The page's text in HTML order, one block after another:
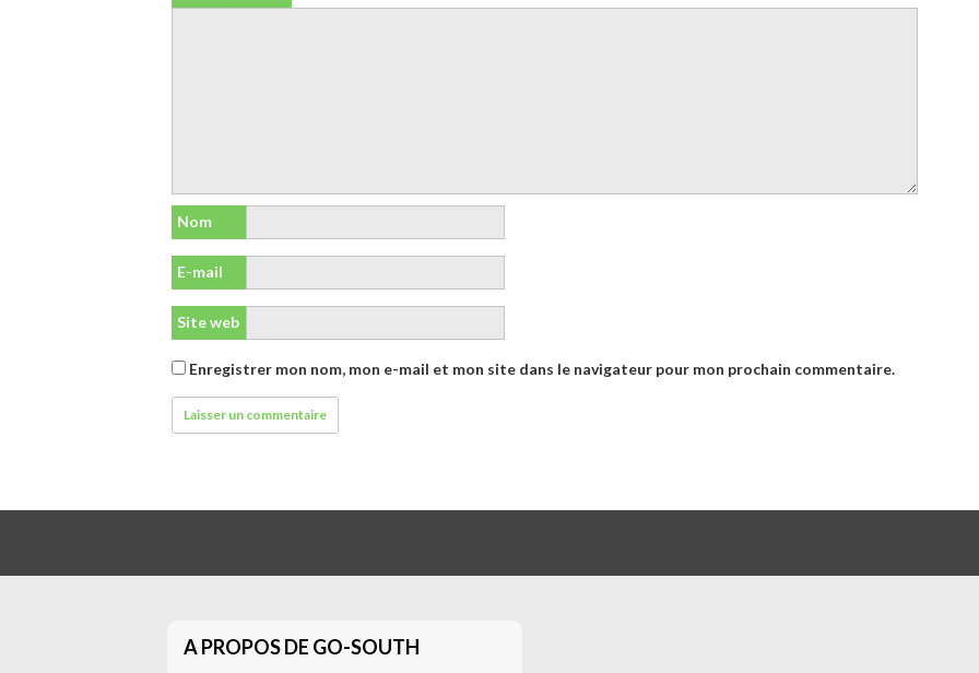
Nom
E-mail
Site web
Enregistrer mon nom, mon e-mail et mon site dans le navigateur pour mon prochain commentaire.
A PROPOS DE GO-SOUTH